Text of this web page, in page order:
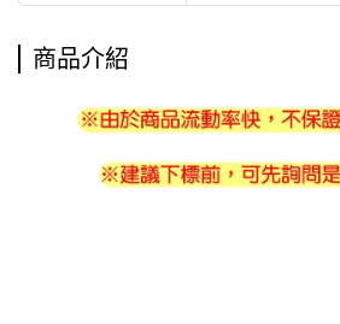
商品介紹